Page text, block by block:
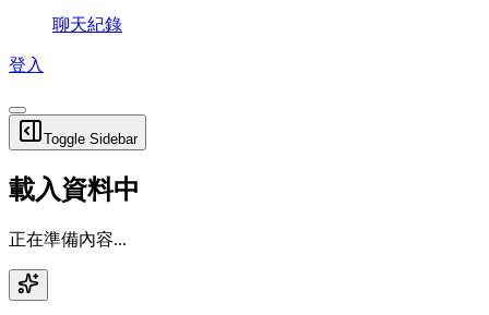
聊天紀錄
登入
Toggle Sidebar
載入資料中
正在準備內容...